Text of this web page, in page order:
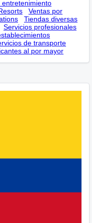
entretenimiento
Ventas por
Tiendas diversas
Servicios profesionales
de transporte
al por mayor